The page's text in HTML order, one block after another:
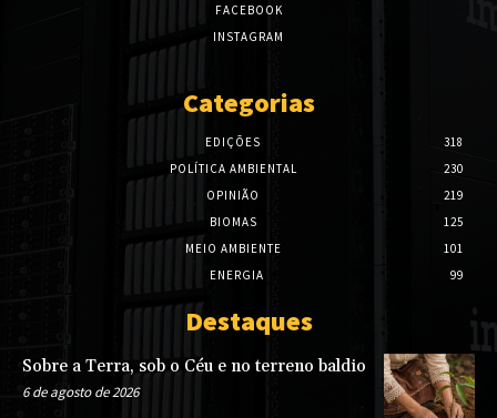
FACEBOOK
INSTAGRAM
Categorias
EDIÇÕES
318
POLÍTICA AMBIENTAL
230
OPINIÃO
219
BIOMAS
125
MEIO AMBIENTE
101
ENERGIA
99
Destaques
Sobre a Terra, sob o Céu e no terreno baldio
6 de agosto de 2026